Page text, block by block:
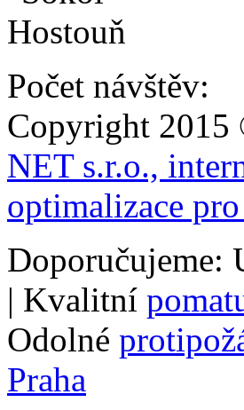
Počet návštěv:
Copyright
NET s.r.o.,
optimalizace
Doporučujeme:
| Kvalitní
Odolné
Praha